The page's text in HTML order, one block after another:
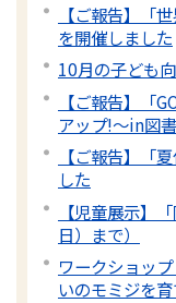
【ご報告】「
を開催しました
10月の子ども
【ご報告】「
アップ!～in図
【ご報告】「
した
【児童展示】
日）まで）
ワークショッ
いのモミジを